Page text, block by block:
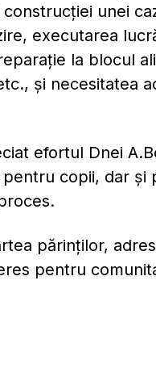
unei
executarea
la blocul
şi necesitatea
efortul Dnei
copii, dar şi
părinților,
pentru